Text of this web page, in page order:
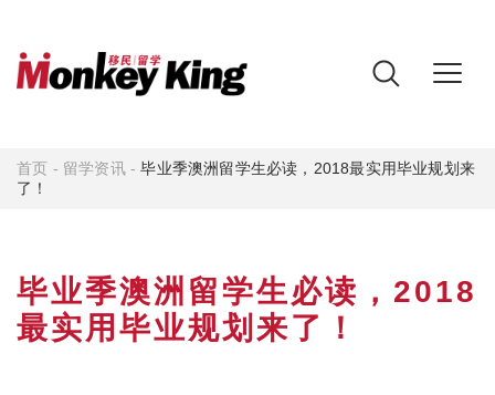
首页 - 留学资讯-毕业季澳洲留学生必读，2018最实用毕业规划来
了！
毕业季澳洲留学生必读，2018
最实用毕业规划来了！